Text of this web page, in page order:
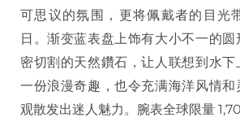
可思议的氛围，更将佩戴者的目光
日。渐变蓝表盘上饰有大小不一的
密切割的天然鑽石，让人联想到水
一份浪漫奇趣，也令充满海洋风情
观散发出迷人魅力。腕表全球限量